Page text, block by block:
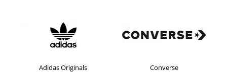
Adidas Originals Converse